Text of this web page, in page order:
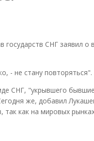
государств СНГ заявил о
- не стану повторяться".
СНГ, "укрывшего
же, добавил
как на мировых